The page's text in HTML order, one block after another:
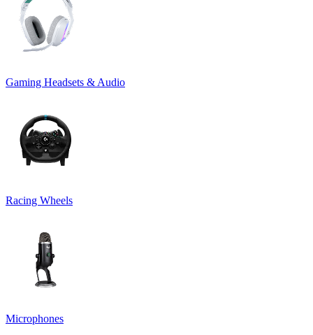
Gaming Headsets & Audio
Racing Wheels
Microphones